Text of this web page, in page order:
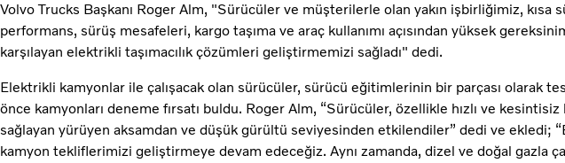
Volvo Trucks Başkanı Roger Alm, "Sürücüler ve müşterilerle olan yakın işbirliğimiz, kısa
performans, sürüş mesafeleri, kargo taşıma ve araç kullanımı açısından yüksek
karşılayan elektrikli taşımacılık çözümleri geliştirmemizi sağladı" dedi.
Elektrikli kamyonlar ile çalışacak olan sürücüler, sürücü eğitimlerinin bir parçası olarak
önce kamyonları deneme fırsatı buldu. Roger Alm, “Sürücüler, özellikle hızlı ve kesintisiz
sağlayan yürüyen aksamdan ve düşük gürültü seviyesinden etkilendiler” dedi ve ekledi;
kamyon tekliflerimizi geliştirmeye devam edeceğiz. Aynı zamanda, dizel ve doğal gazla